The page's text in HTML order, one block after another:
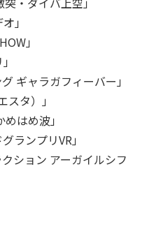
」
」
ギャラガフィーバー」
スタ）」
はめ波」
ランプリVR」
ション アーガイルシフ